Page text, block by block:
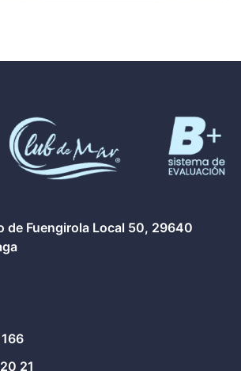
de Fuengirola Local 50, 29640
21